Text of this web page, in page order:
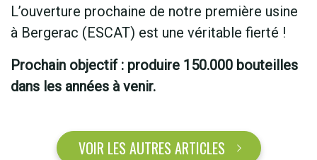
L’ouverture prochaine de notre première usine
à Bergerac (ESCAT) est une véritable fierté !
Prochain objectif : produire 150.000 bouteilles
dans les années à venir.
VOIR LES AUTRES ARTICLES